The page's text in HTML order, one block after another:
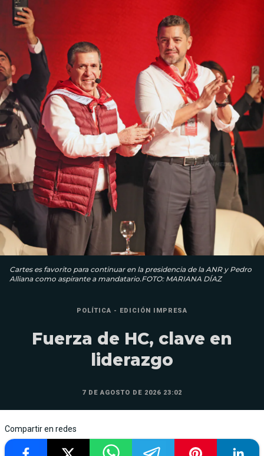
Cartes es favorito para continuar en la presidencia de la ANR y Pedro
Alliana como aspirante a mandatario.FOTO: MARIANA DÍAZ
POLÍTICA - EDICIÓN IMPRESA
Fuerza de HC, clave en
liderazgo
7 DE AGOSTO DE 2026 23:02
Compartir en redes